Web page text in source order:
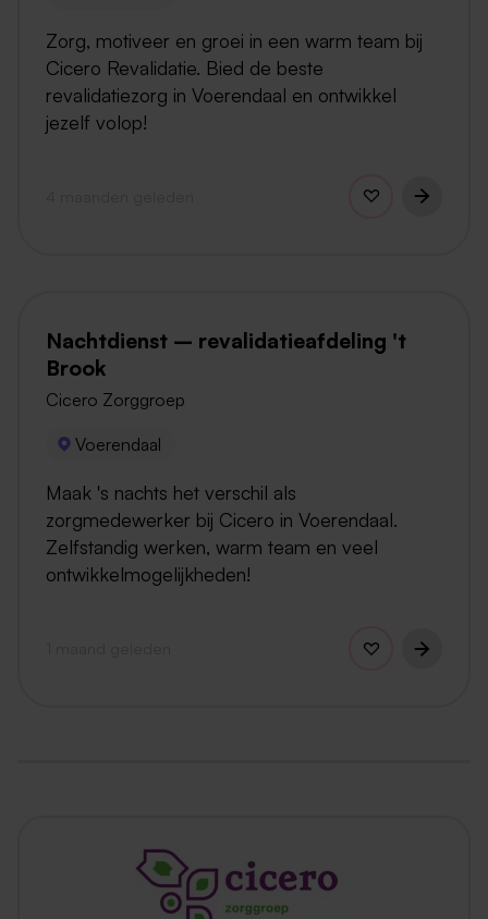
Zorg, motiveer en groei in een warm team bij
Cicero Revalidatie. Bied de beste
revalidatiezorg in Voerendaal en ontwikkel
jezelf volop!
Nachtdienst – revalidatieafdeling 't
Brook
Cicero Zorggroep
Voerendaal
Maak 's nachts het verschil als
zorgmedewerker bij Cicero in Voerendaal.
Zelfstandig werken, warm team en veel
ontwikkelmogelijkheden!